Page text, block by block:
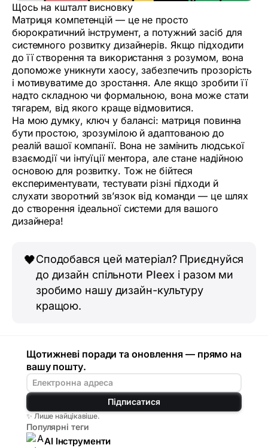
Щось на кшталт висновку
Матриця компетенцій — це не просто
бюрократичний інструмент, а потужний засіб для
системного розвитку дизайнерів. Якщо підходити
до її створення та використання з розумом, вона
допоможе уникнути хаосу, забезпечить прозорість
і мотивуватиме до зростання. Але якщо зробити її
надто складною чи формальною, вона може стати
тягарем, від якого краще відмовитися.
На мою думку, ключ у балансі: матриця повинна
бути простою, зрозумілою й адаптованою до
реалій вашої компанії. Вона не замінить людської
взаємодії чи інтуїції ментора, але стане надійною
основою для розвитку. Тож не бійтеся
експериментувати, тестувати різні підходи й
слухати зворотний зв’язок від команди — це шлях
до створення ідеальної системи для вашого
дизайнера!
🖤Сподобався цей матеріал? Приєднуйся
до дизайн спільноти Pleex і разом ми
зробимо нашу дизайн-культуру
кращою.
Щотижневі поради та оновлення — прямо на
вашу пошту.
Підписатися
✨ Лише найцікавіше.
Популярні теги
AI Інструменти